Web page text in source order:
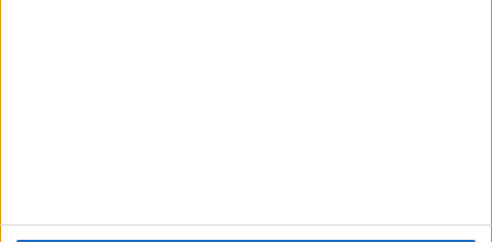
sublinhando igualmente que a importância de «valorizar e